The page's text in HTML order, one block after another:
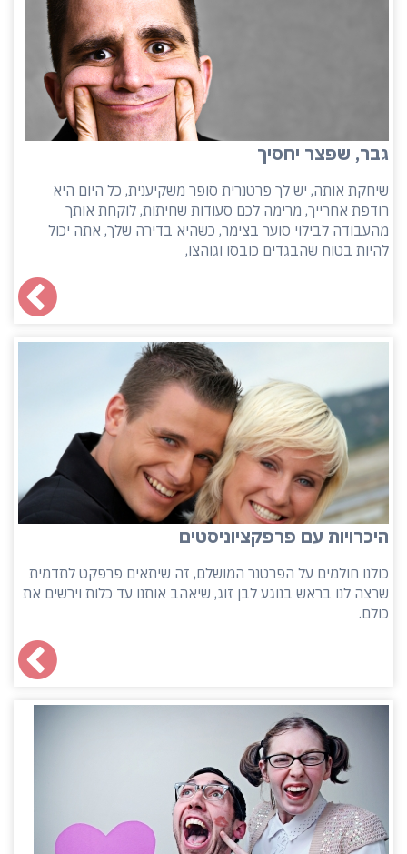
גבר, שפצר יחסיך
שיחקת אותה, יש לך פרטנרית סופר משקיענית, כל היום היא
רודפת אחרייך, מרימה לכם סעודות שחיתות, לוקחת אותך
מהעבודה לבילוי סוער בצימר, כשהיא בדירה שלך, אתה יכול
להיות בטוח שהבגדים כובסו וגוהצו,
היכרויות עם פרפקציוניסטים
כולנו חולמים על הפרטנר המושלם, זה שיתאים פרפקט לתדמית
שרצה לנו בראש בנוגע לבן זוג, שיאהב אותנו עד כלות וירשים את
כולם.